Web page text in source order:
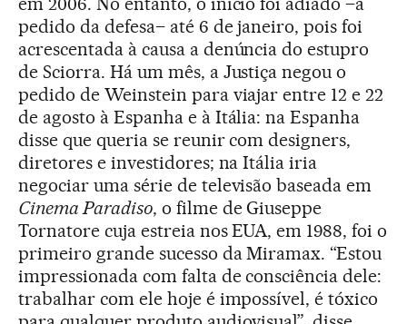
pedido da defesa– até 6 de janeiro, pois foi
acrescentada à causa a denúncia do estupro
de Sciorra. Há um mês, a Justiça negou o
pedido de Weinstein para viajar entre 12 e 22
de agosto à Espanha e à Itália: na Espanha
disse que queria se reunir com designers,
diretores e investidores; na Itália iria
negociar uma série de televisão baseada em
Cinema Paradiso, o filme de Giuseppe
Tornatore cuja estreia nos EUA, em 1988, foi o
primeiro grande sucesso da Miramax. “Estou
impressionada com falta de consciência dele:
trabalhar com ele hoje é impossível, é tóxico